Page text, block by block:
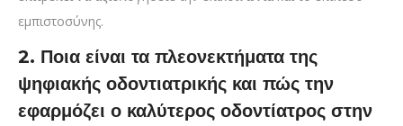
εμπιστοσύνης.
2. Ποια είναι τα πλεονεκτήματα της
ψηφιακής οδοντιατρικής και πώς την
εφαρμόζει ο καλύτερος οδοντίατρος στην